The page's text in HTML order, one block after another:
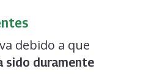
debido a que
sido duramente